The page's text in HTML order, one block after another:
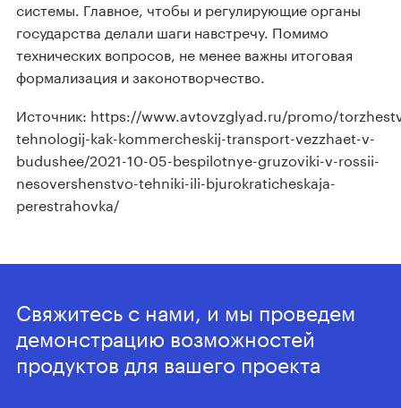
системы. Главное, чтобы и регулирующие органы
государства делали шаги навстречу. Помимо
технических вопросов, не менее важны итоговая
формализация и законотворчество.
Источник: https://www.avtovzglyad.ru/promo/
tehnologij-kak-kommercheskij-transport-vezzhaet-v-
budushee/2021-10-05-bespilotnye-gruzoviki-v-rossii-
nesovershenstvo-tehniki-ili-bjurokraticheskaja-
perestrahovka/
Свяжитесь с нами, и мы проведем
демонстрацию возможностей
продуктов для вашего проекта